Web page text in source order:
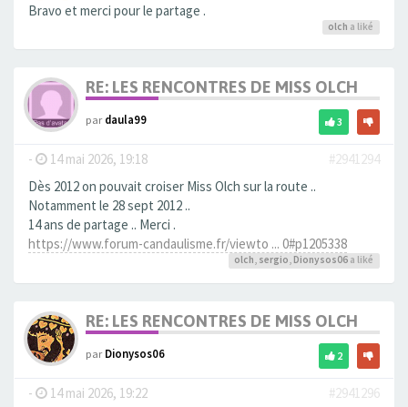
Bravo et merci pour le partage .
olch a liké
RE: LES RENCONTRES DE MISS OLCH
pardaula99 3
- 14 mai 2026, 19:18
#2941294
Dès 2012 on pouvait croiser Miss Olch sur la route ..
Notamment le 28 sept 2012 ..
14 ans de partage .. Merci .
https://www.forum-candaulisme.fr/viewto ... 0#p1205338
olch, sergio, Dionysos06 a liké
RE: LES RENCONTRES DE MISS OLCH
parDionysos06 2
- 14 mai 2026, 19:22
#2941296